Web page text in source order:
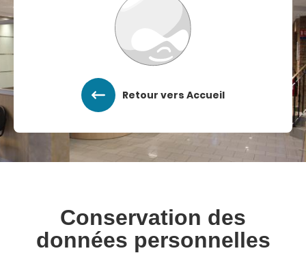
Retour vers Accueil
Conservation des
données personnelles